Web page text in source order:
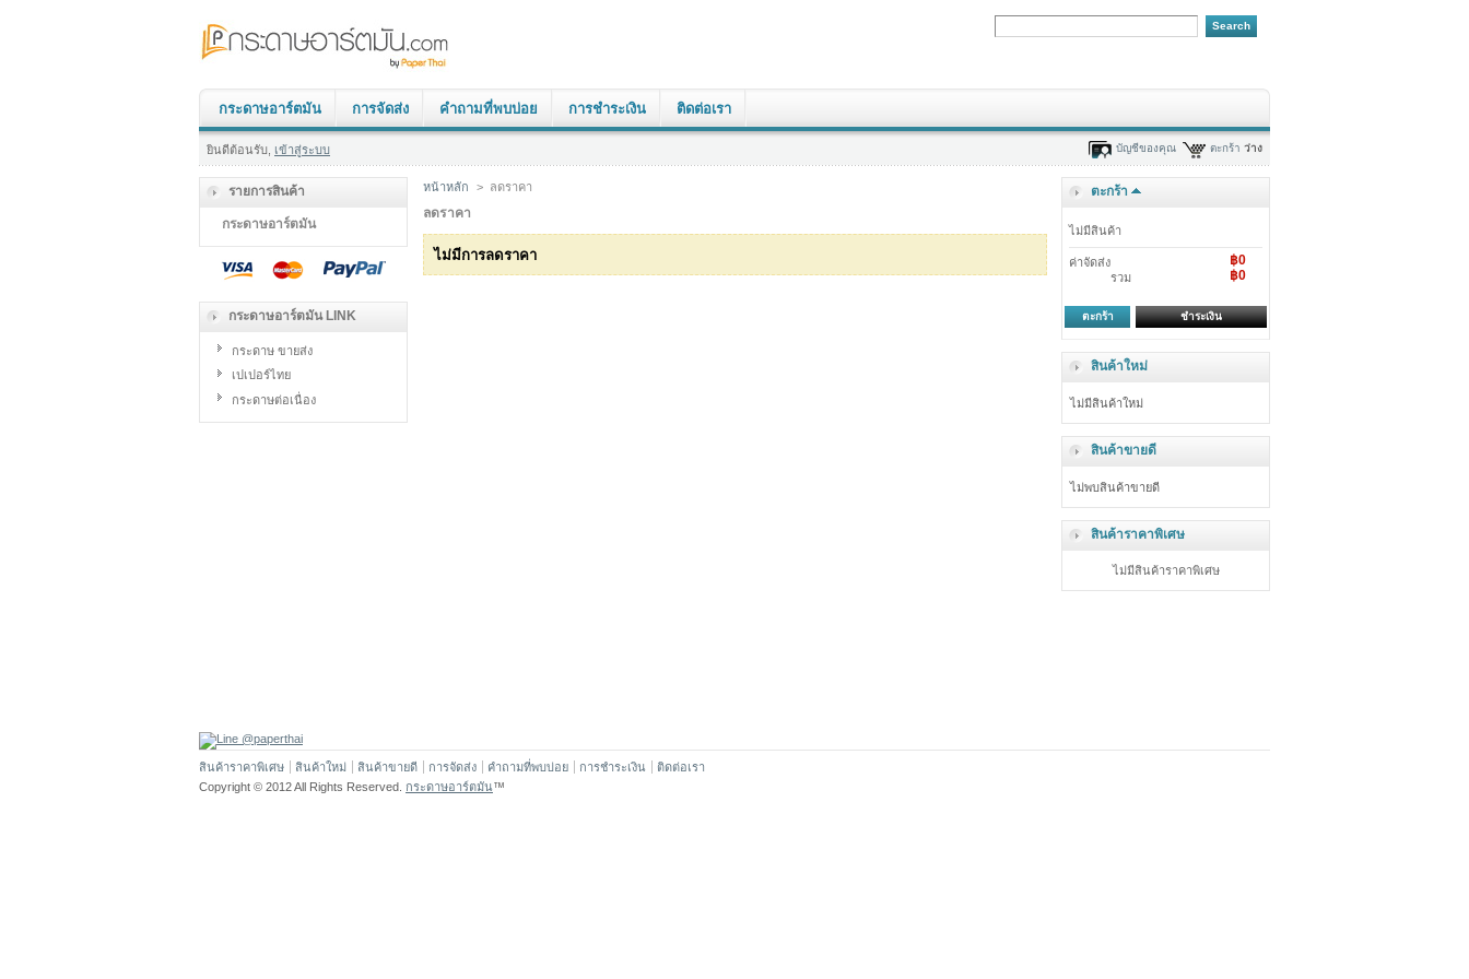
กระดาษอาร์ตมัน การจัดส่ง คำถามที่พบบ่อย การชำระเงิน ติดต่อเรา
ยินดีต้อนรับ, เข้าสู่ระบบ ตะกร้า ว่าง
บัญชีของคุณ
รายการสินค้า
กระดาษอาร์ตมัน
กระดาษอาร์ตมัน LINK
กระดาษ ขายส่ง
เปเปอร์ไทย
กระดาษต่อเนื่อง
หน้าหลัก > ลดราคา
ลดราคา
ไม่มีการลดราคา
ตะกร้า
ไม่มีสินค้า
ค่าจัดส่ง ฿0
รวม ฿0
ตะกร้า ชำระเงิน
สินค้าใหม่
ไม่มีสินค้าใหม่
สินค้าขายดี
ไม่พบสินค้าขายดี
สินค้าราคาพิเศษ
ไม่มีสินค้าราคาพิเศษ
สินค้าราคาพิเศษ สินค้าใหม่ สินค้าขายดี การจัดส่ง คำถามที่พบบ่อย การชำระเงิน
ติดต่อเรา
Copyright © 2012 All Rights Reserved. กระดาษอาร์ตมัน™